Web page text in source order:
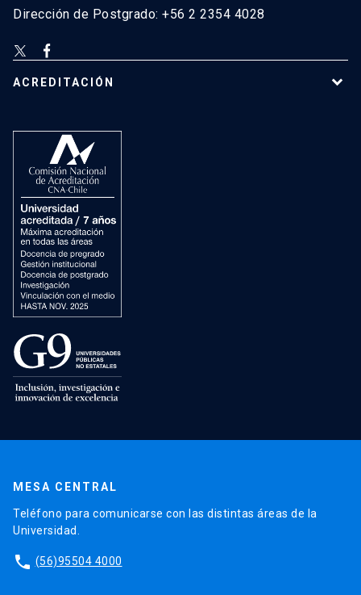
Dirección de Postgrado: +56 2 2354 4028
ACREDITACIÓN
MESA CENTRAL
Teléfono para comunicarse con las distintas áreas de la
Universidad.
phone (56)95504 4000